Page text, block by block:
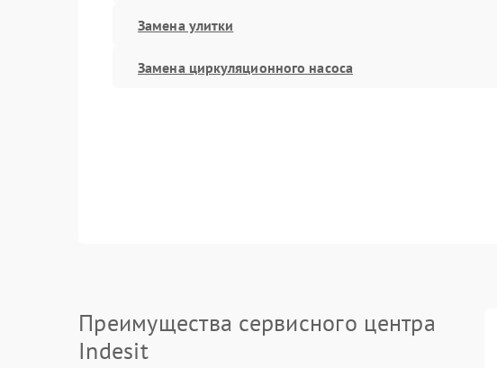
Замена улитки
Замена циркуляционного насоса
Преимущества сервисного центра
Indesit